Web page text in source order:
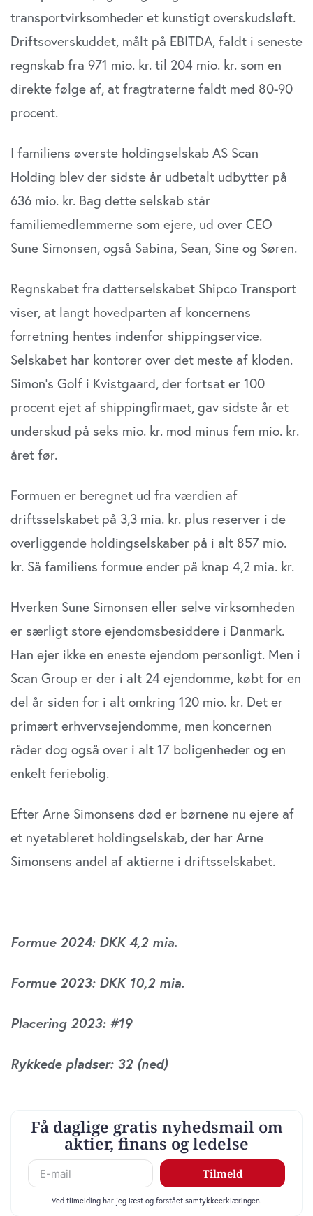
de har indsamlet fra din brug af deres tjenester. Du
samtykker til vores cookies, hvis du fortsætter med at
anvende vores hjemmeside.
transportvirksomheder et kunstigt overskudsløft.
Driftsoverskuddet, målt på EBITDA, faldt i seneste
regnskab fra 971 mio. kr. til 204 mio. kr. som en
direkte følge af, at fragtraterne faldt med 80-90
procent.
I familiens øverste holdingselskab AS Scan
Holding blev der sidste år udbetalt udbytter på
636 mio. kr. Bag dette selskab står
familiemedlemmerne som ejere, ud over CEO
Sune Simonsen, også Sabina, Sean, Sine og Søren.
Regnskabet fra datterselskabet Shipco Transport
viser, at langt hovedparten af koncernens
forretning hentes indenfor shippingservice.
Selskabet har kontorer over det meste af kloden.
Simon’s Golf i Kvistgaard, der fortsat er 100
procent ejet af shippingfirmaet, gav sidste år et
underskud på seks mio. kr. mod minus fem mio. kr.
året før.
Formuen er beregnet ud fra værdien af
driftsselskabet på 3,3 mia. kr. plus reserver i de
overliggende holdingselskaber på i alt 857 mio.
kr. Så familiens formue ender på knap 4,2 mia. kr.
Hverken Sune Simonsen eller selve virksomheden
er særligt store ejendomsbesiddere i Danmark.
Han ejer ikke en eneste ejendom personligt. Men i
Scan Group er der i alt 24 ejendomme, købt for en
del år siden for i alt omkring 120 mio. kr. Det er
primært erhvervsejendomme, men koncernen
råder dog også over i alt 17 boligenheder og en
enkelt feriebolig.
Efter Arne Simonsens død er børnene nu ejere af
et nyetableret holdingselskab, der har Arne
Simonsens andel af aktierne i driftsselskabet.
Formue 2024: DKK 4,2 mia.
Formue 2023: DKK 10,2 mia.
Placering 2023: #19
Rykkede pladser: 32 (ned)